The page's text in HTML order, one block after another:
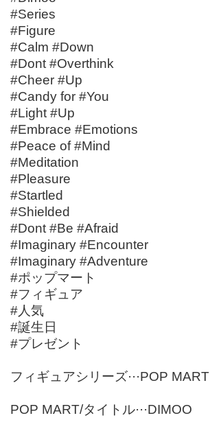
#Series
#Figure
#Calm #Down
#Dont #Overthink
#Cheer #Up
#Candy for #You
#Light #Up
#Embrace #Emotions
#Peace of #Mind
#Meditation
#Pleasure
#Startled
#Shielded
#Dont #Be #Afraid
#Imaginary #Encounter
#Imaginary #Adventure
#ポップマート
#フィギュア
#人気
#誕生日
#プレゼント
フィギュアシリーズ···POP MART
POP MART/タイトル···DIMOO